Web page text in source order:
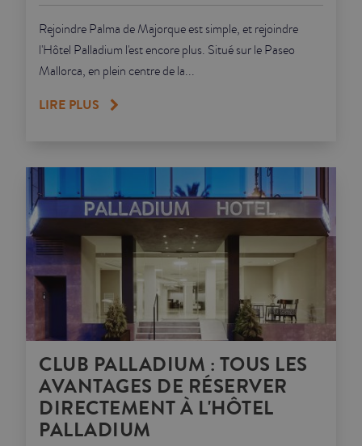
Rejoindre Palma de Majorque est simple, et rejoindre
l'Hôtel Palladium l'est encore plus. Situé sur le Paseo
Mallorca, en plein centre de la...
LIRE PLUS
CLUB PALLADIUM : TOUS LES
AVANTAGES DE RÉSERVER
DIRECTEMENT À L'HÔTEL
PALLADIUM